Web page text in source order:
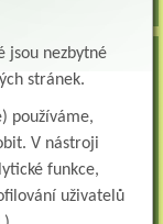
poměru: Lékaře na
poměru: Lékaře na
jsou nezbytné
stránek.
používáme,
V nástroji
funkce,
uživatelů